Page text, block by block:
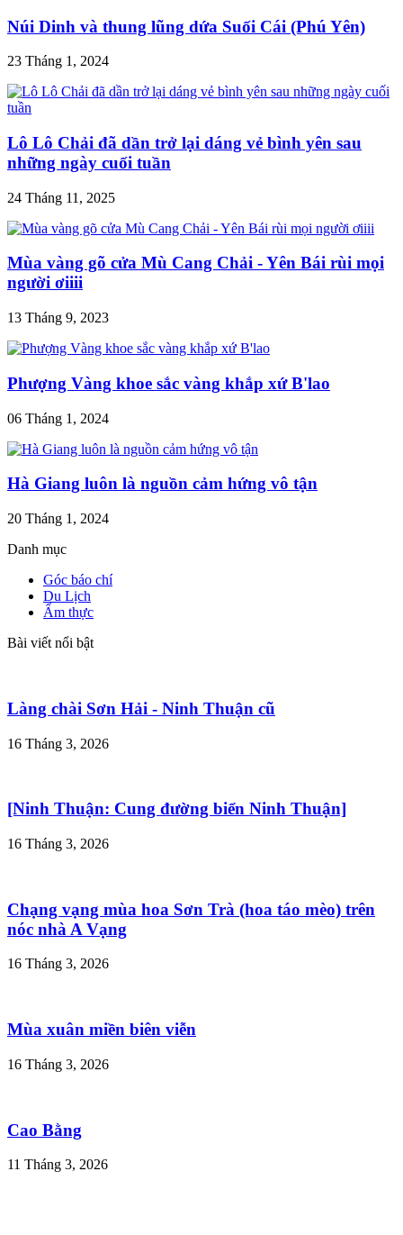
Núi Dinh và thung lũng dứa Suối Cái (Phú Yên)
23 Tháng 1, 2024
Lô Lô Chải đã dần trở lại dáng vẻ bình yên sau
những ngày cuối tuần
24 Tháng 11, 2025
Mùa vàng gõ cửa Mù Cang Chải - Yên Bái rùi mọi
người ơiiii
13 Tháng 9, 2023
Phượng Vàng khoe sắc vàng khắp xứ B'lao
06 Tháng 1, 2024
Hà Giang luôn là nguồn cảm hứng vô tận
20 Tháng 1, 2024
Danh mục
Góc báo chí
Du Lịch
Ẩm thực
Bài viết nổi bật
Làng chài Sơn Hải - Ninh Thuận cũ
16 Tháng 3, 2026
[Ninh Thuận: Cung đường biển Ninh Thuận]
16 Tháng 3, 2026
Chạng vạng mùa hoa Sơn Trà (hoa táo mèo) trên
nóc nhà A Vạng
16 Tháng 3, 2026
Mùa xuân miền biên viễn
16 Tháng 3, 2026
Cao Bằng
11 Tháng 3, 2026